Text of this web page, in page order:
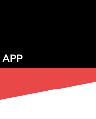
APP